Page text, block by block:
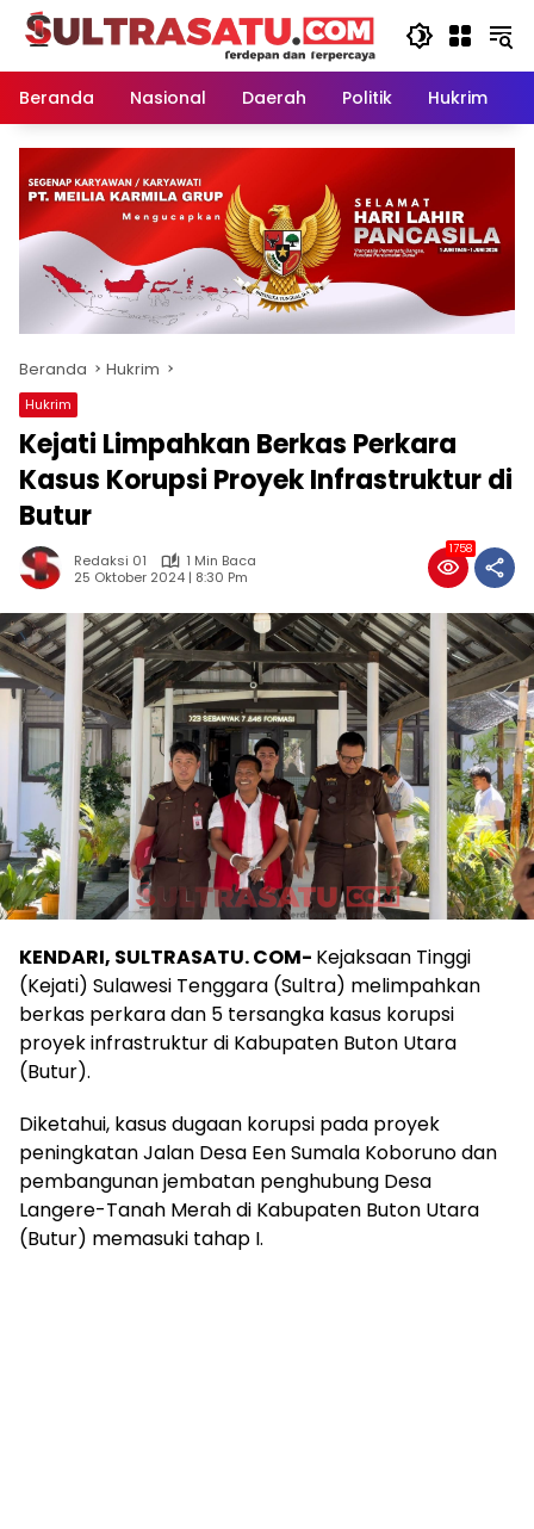
Langsung
Beranda
Nasional Daerah Politik Hukrim
Beranda Hukrim
Hukrim
Kejati Limpahkan Berkas Perkara
Kasus Korupsi Proyek Infrastruktur di
Butur
Redaksi 01
1 Min Baca
25 Oktober 2024 | 8:30 Pm
1758
KENDARI, SULTRASATU. COM- Kejaksaan Tinggi
(Kejati) Sulawesi Tenggara (Sultra) melimpahkan
berkas perkara dan 5 tersangka kasus korupsi
proyek infrastruktur di Kabupaten Buton Utara
(Butur).
Diketahui, kasus dugaan korupsi pada proyek
peningkatan Jalan Desa Een Sumala Koboruno dan
pembangunan jembatan penghubung Desa
Langere-Tanah Merah di Kabupaten Buton Utara
(Butur) memasuki tahap I.